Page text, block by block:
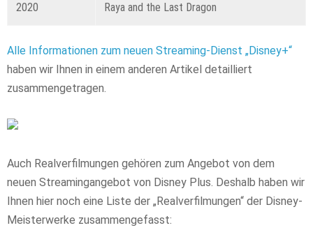
2020 Raya and the Last Dragon
Alle Informationen zum neuen Streaming-Dienst „Disney+“
haben wir Ihnen in einem anderen Artikel detailliert
zusammengetragen.
Auch Realverfilmungen gehören zum Angebot von dem
neuen Streamingangebot von Disney Plus. Deshalb haben wir
Ihnen hier noch eine Liste der „Realverfilmungen“ der Disney-
Meisterwerke zusammengefasst: